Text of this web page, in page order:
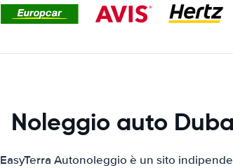
Noleggio auto
EasyTerra Autonoleggio è un sito